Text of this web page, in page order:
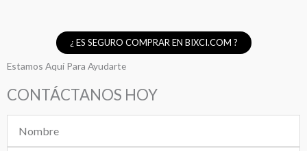
¿ ES SEGURO COMPRAR EN BIXCI.COM ?
Estamos Aquí Para Ayudarte
CONTÁCTANOS HOY